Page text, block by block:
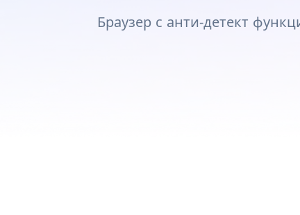
Браузер с анти-детект